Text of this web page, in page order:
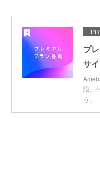
PR
プ
サ
限、
う。